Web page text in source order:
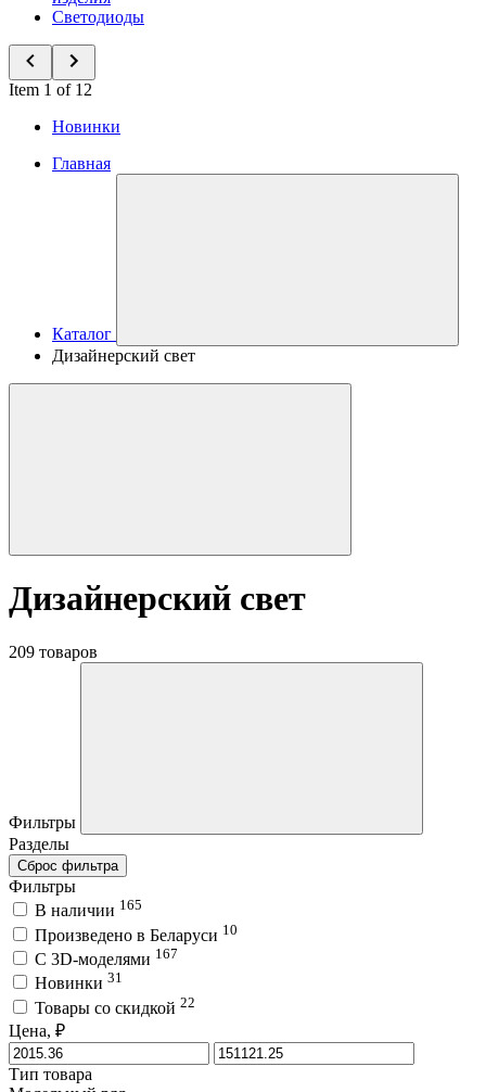
Светодиоды
Item 1 of 12
Новинки
Главная
Каталог
Дизайнерский свет
Дизайнерский свет
209 товаров
Фильтры
Разделы
Сброс фильтра
Фильтры
В наличии 165
Произведено в Беларуси 10
C 3D-моделями 167
Новинки 31
Товары со скидкой 22
Цена, ₽
Тип товара